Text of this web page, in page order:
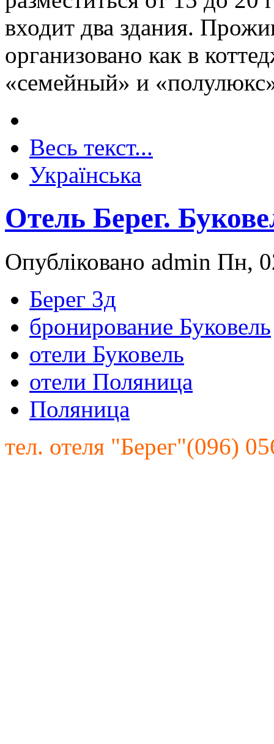
входит два здания.
организовано как в
«семейный» и
Весь текст...
Українська
Отель Берег.
Опубліковано admin Пн,
Берег 3д
бронирование Буковель
отели Буковель
отели Поляница
Поляница
тел. отеля "Берег"(096)